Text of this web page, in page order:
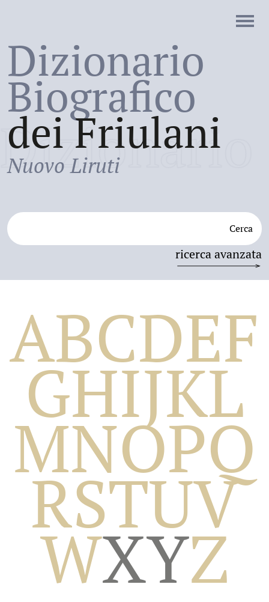
Dizionario
Biografico
dei Friulani
Nuovo Liruti
Cerca
ricerca avanzata
Dizionario
Biografico
ABCDEF
GHIJKL
MNOPQ
RSTUV
WXYZ